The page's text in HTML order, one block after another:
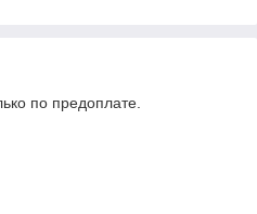
по предоплате.